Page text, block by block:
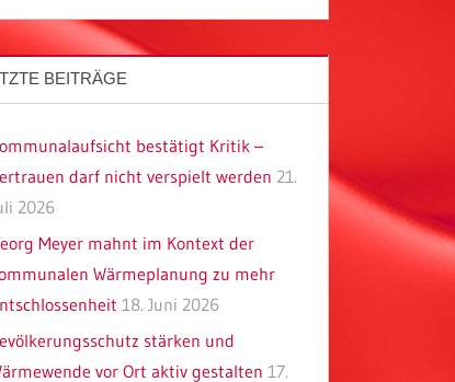
BEITRÄGE
bestätigt Kritik –
darf nicht verspielt werden 21.
2026
Meyer mahnt im Kontext der
Wärmeplanung zu mehr
18. Juni 2026
stärken und
vor Ort aktiv gestalten 17.